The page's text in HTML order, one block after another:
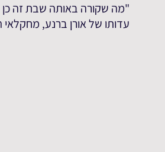
"מה שקורה באותה שבת זה כן
עדותו של אורן ברנע,